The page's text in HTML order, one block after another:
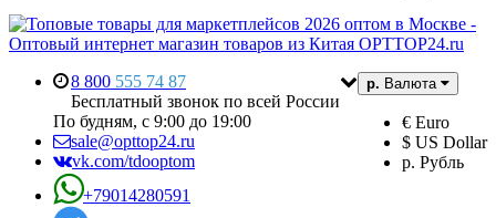
р. Валюта
€ Euro
$ US Dollar
р. Рубль
8 800 555 74 87
Бесплатный звонок по всей России
По будням, с 9:00 до 19:00
sale@opttop24.ru
vk.com/tdooptom
+79014280591